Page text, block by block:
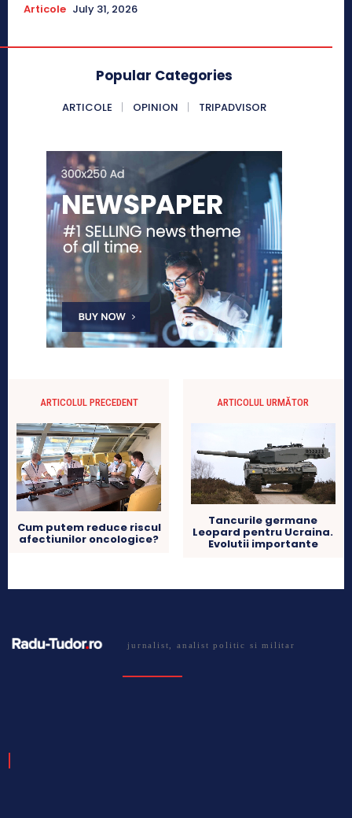
Articole July 31, 2026
Popular Categories
ARTICOLE OPINION TRIPADVISOR
ARTICOLUL PRECEDENT
Cum putem reduce riscul
afectiunilor oncologice?
ARTICOLUL URMĂTOR
Tancurile germane
Leopard pentru Ucraina.
Evolutii importante
jurnalist, analist politic si militar